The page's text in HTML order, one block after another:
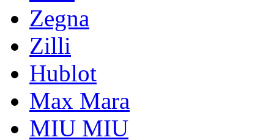
Zegna
Zilli
Hublot
Max Mara
MIU MIU